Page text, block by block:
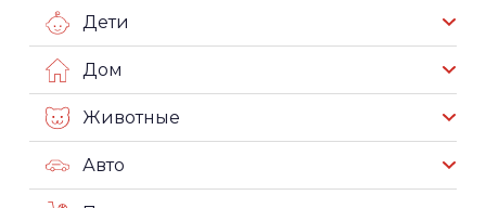
Дети
Дом
Животные
Авто